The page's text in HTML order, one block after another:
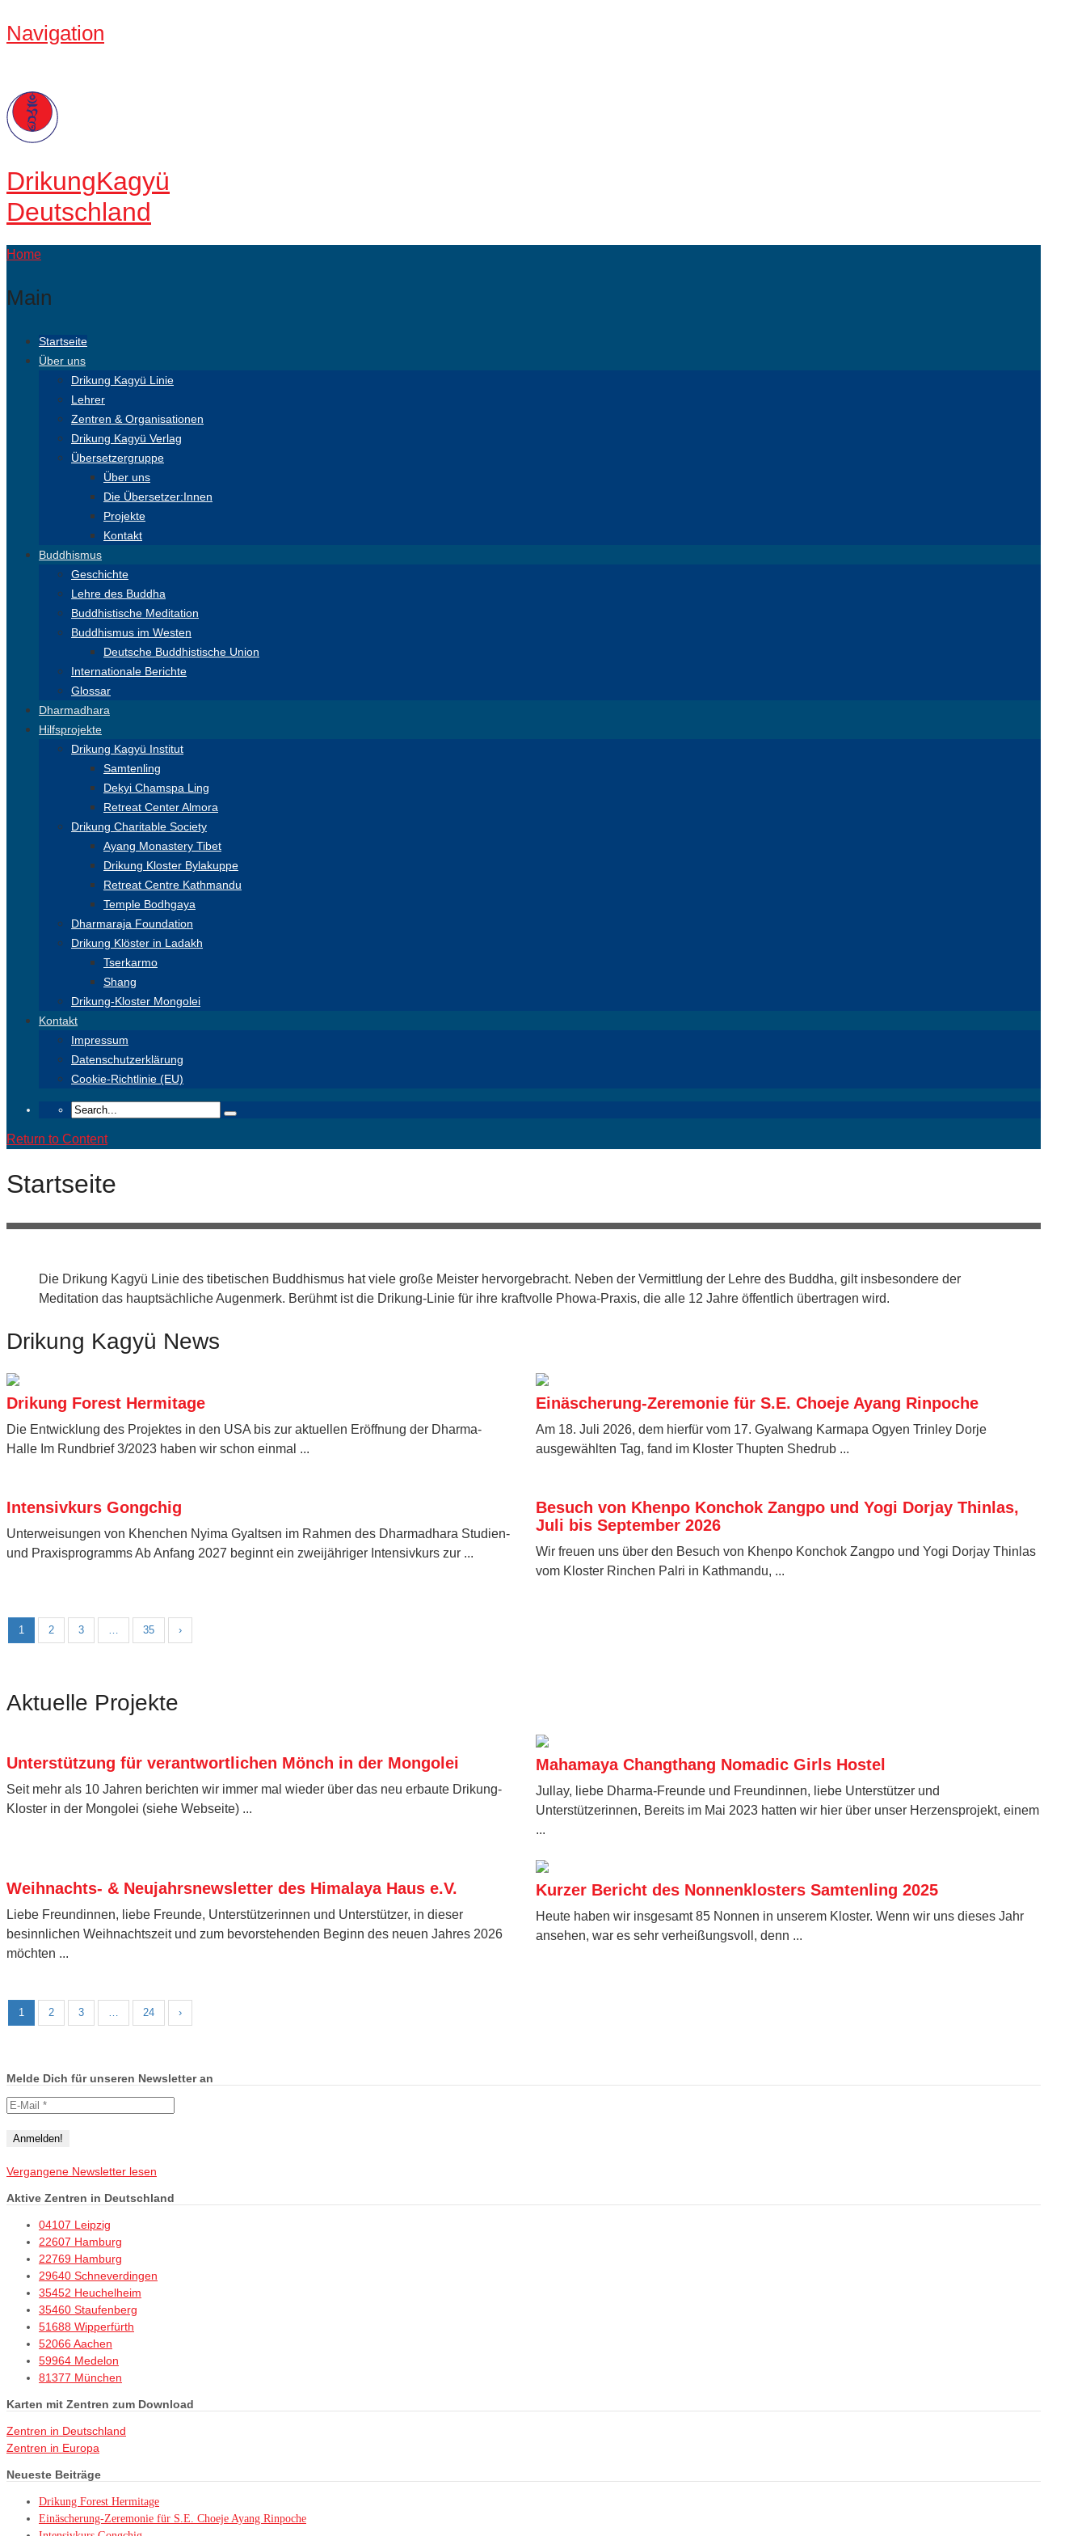
Navigation
DrikungKagyü
Deutschland
Home
Main
Startseite
Über uns
Drikung Kagyü Linie
Lehrer
Zentren & Organisationen
Drikung Kagyü Verlag
Übersetzergruppe
Über uns
Die Übersetzer:Innen
Projekte
Kontakt
Buddhismus
Geschichte
Lehre des Buddha
Buddhistische Meditation
Buddhismus im Westen
Deutsche Buddhistische Union
Internationale Berichte
Glossar
Dharmadhara
Hilfsprojekte
Drikung Kagyü Institut
Samtenling
Dekyi Chamspa Ling
Retreat Center Almora
Drikung Charitable Society
Ayang Monastery Tibet
Drikung Kloster Bylakuppe
Retreat Centre Kathmandu
Temple Bodhgaya
Dharmaraja Foundation
Drikung Klöster in Ladakh
Tserkarmo
Shang
Drikung-Kloster Mongolei
Kontakt
Impressum
Datenschutzerklärung
Cookie-Richtlinie (EU)
Return to Content
Startseite
Dharmadhara – Das Studien- und Praxisprogramm in der Drikung-Linie
Die Drikung Kagyü Linie des tibetischen Buddhismus hat viele große Meister hervorgebracht. Neben der Vermittlung der Lehre des Buddha, gilt insbesondere der
Meditation das hauptsächliche Augenmerk. Berühmt ist die Drikung-Linie für ihre kraftvolle Phowa-Praxis, die alle 12 Jahre öffentlich übertragen wird.
Drikung Kagyü News
Drikung Forest Hermitage
Die Entwicklung des Projektes in den USA bis zur aktuellen Eröffnung der Dharma-
Halle Im Rundbrief 3/2023 haben wir schon einmal ...
Einäscherung-Zeremonie für S.E. Choeje Ayang Rinpoche
Am 18. Juli 2026, dem hierfür vom 17. Gyalwang Karmapa Ogyen Trinley Dorje
ausgewählten Tag, fand im Kloster Thupten Shedrub ...
Intensivkurs Gongchig
Unterweisungen von Khenchen Nyima Gyaltsen im Rahmen des Dharmadhara Studien-
und Praxisprogramms Ab Anfang 2027 beginnt ein zweijähriger Intensivkurs zur ...
Besuch von Khenpo Konchok Zangpo und Yogi Dorjay Thinlas,
Juli bis September 2026
Wir freuen uns über den Besuch von Khenpo Konchok Zangpo und Yogi Dorjay Thinlas
vom Kloster Rinchen Palri in Kathmandu, ...
1 2 3 35 ›
Aktuelle Projekte
Unterstützung für verantwortlichen Mönch in der Mongolei
Seit mehr als 10 Jahren berichten wir immer mal wieder über das neu erbaute Drikung-
Kloster in der Mongolei (siehe Webseite) ...
Mahamaya Changthang Nomadic Girls Hostel
Jullay, liebe Dharma-Freunde und Freundinnen, liebe Unterstützer und
Unterstützerinnen, Bereits im Mai 2023 hatten wir hier über unser Herzensprojekt, einem
...
Weihnachts- & Neujahrsnewsletter des Himalaya Haus e.V.
Liebe Freundinnen, liebe Freunde, Unterstützerinnen und Unterstützer, in dieser
besinnlichen Weihnachtszeit und zum bevorstehenden Beginn des neuen Jahres 2026
möchten ...
Kurzer Bericht des Nonnenklosters Samtenling 2025
Heute haben wir insgesamt 85 Nonnen in unserem Kloster. Wenn wir uns dieses Jahr
ansehen, war es sehr verheißungsvoll, denn ...
1 2 3 … 24 ›
Melde Dich für unseren Newsletter an
Vergangene Newsletter lesen
Aktive Zentren in Deutschland
04107 Leipzig
22607 Hamburg
22769 Hamburg
29640 Schneverdingen
35452 Heuchelheim
35460 Staufenberg
51688 Wipperfürth
52066 Aachen
59964 Medelon
81377 München
Karten mit Zentren zum Download
Zentren in Deutschland
Zentren in Europa
Neueste Beiträge
Drikung Forest Hermitage
Einäscherung-Zeremonie für S.E. Choeje Ayang Rinpoche